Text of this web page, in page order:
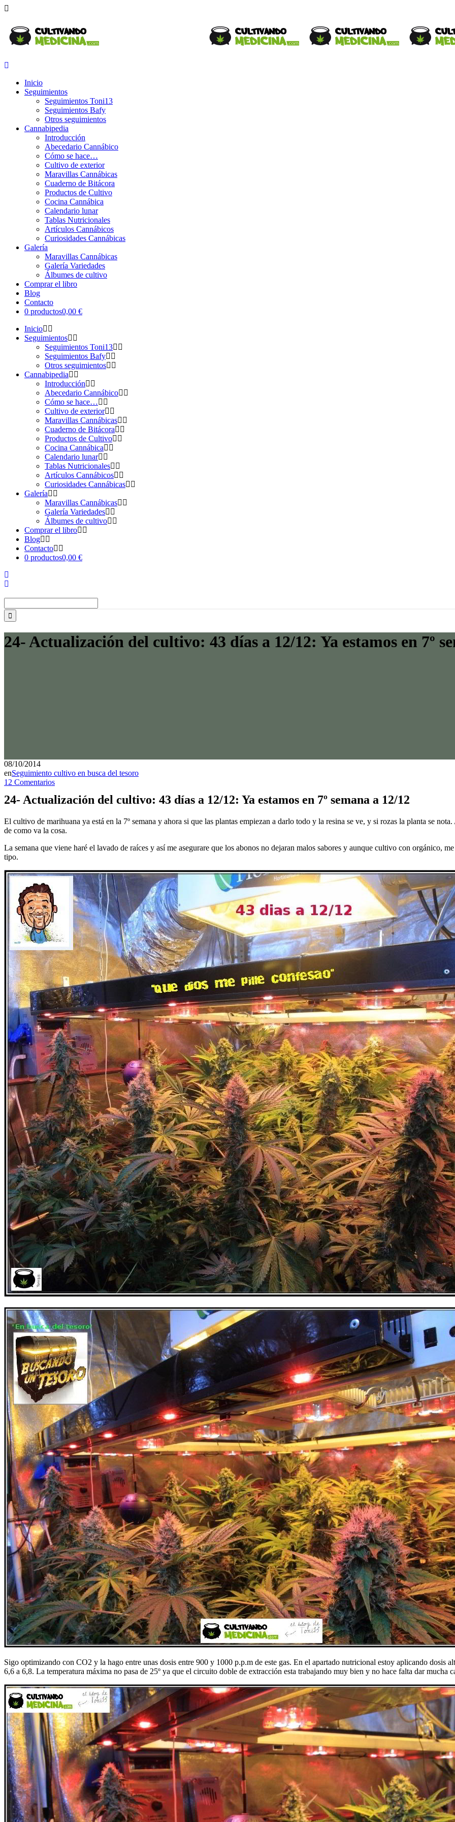
Inicio
Seguimientos
Seguimientos Toni13
Seguimientos Bafy
Otros seguimientos
Cannabipedia
Introducción
Abecedario Cannábico
Cómo se hace…
Cultivo de exterior
Maravillas Cannábicas
Cuaderno de Bitácora
Productos de Cultivo
Cocina Cannábica
Calendario lunar
Tablas Nutricionales
Artículos Cannábicos
Curiosidades Cannábicas
Galería
Maravillas Cannábicas
Galería Variedades
Álbumes de cultivo
Comprar el libro
Blog
Contacto
0 productos0,00 €
Inicio
Seguimientos
Seguimientos Toni13
Seguimientos Bafy
Otros seguimientos
Cannabipedia
Introducción
Abecedario Cannábico
Cómo se hace…
Cultivo de exterior
Maravillas Cannábicas
Cuaderno de Bitácora
Productos de Cultivo
Cocina Cannábica
Calendario lunar
Tablas Nutricionales
Artículos Cannábicos
Curiosidades Cannábicas
Galería
Maravillas Cannábicas
Galería Variedades
Álbumes de cultivo
Comprar el libro
Blog
Contacto
0 productos0,00 €
24- Actualización del cultivo: 43 días a 12/12: Ya estamos en 7º
08/10/2014
enSeguimiento cultivo en busca del tesoro
12 Comentarios
24- Actualización del cultivo: 43 días a 12/12: Ya estamos en 7º semana a 12/12
El cultivo de marihuana ya está en la 7º semana y ahora si que las plantas empiezan a darlo todo y la resina se ve, y si rozas la planta se
de como va la cosa.
La semana que viene haré el lavado de raíces y así me asegurare que los abonos no dejaran malos sabores y aunque cultivo con orgánico,
tipo.
Sigo optimizando con CO2 y la hago entre unas dosis entre 900 y 1000 p.p.m de este gas. En el apartado nutricional estoy aplicando dosis
6,6 a 6,8. La temperatura máxima no pasa de 25º ya que el circuito doble de extracción esta trabajando muy bien y no hace falta dar mucha